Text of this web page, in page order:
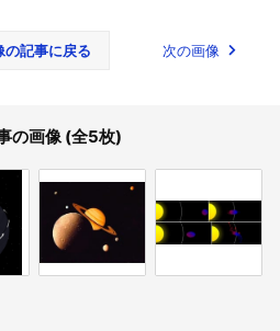
の記事に戻る 次の画像
の画像 (全5枚)